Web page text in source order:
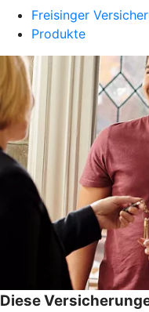
Freisinger
Produkte
Diese